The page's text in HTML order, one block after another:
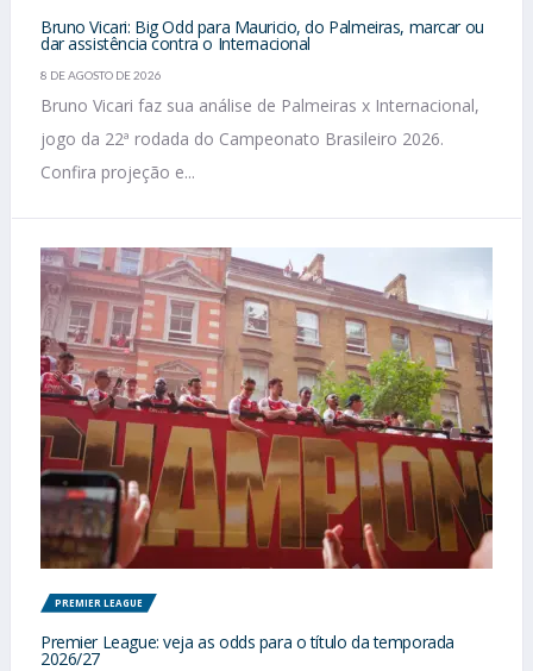
Bruno Vicari: Big Odd para Mauricio, do Palmeiras, marcar ou
dar assistência contra o Internacional
8 DE AGOSTO DE 2026
Bruno Vicari faz sua análise de Palmeiras x Internacional,
jogo da 22ª rodada do Campeonato Brasileiro 2026.
Confira projeção e...
PREMIER LEAGUE
Premier League: veja as odds para o título da temporada
2026/27